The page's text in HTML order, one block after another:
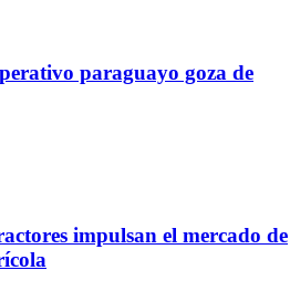
paraguayo goza de
impulsan el mercado de